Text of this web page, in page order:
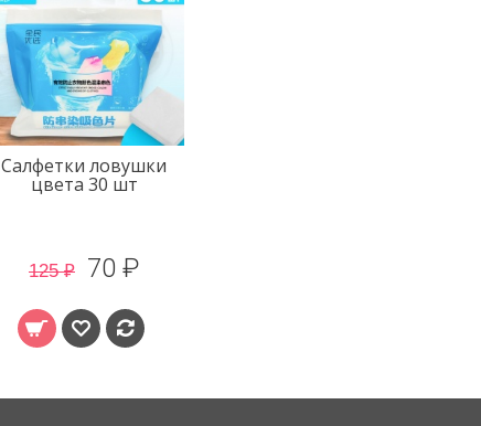
Салфетки ловушки
цвета 30 шт
125 ₽ 70 ₽